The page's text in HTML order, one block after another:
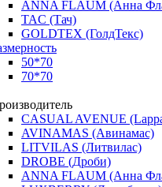
ANNA FLAUM (Анна
TAC (Тач)
GOLDTEX (ГолдТекс)
50*70
70*70
CASUAL AVENUE
AVINAMAS (Авинамас)
LITVILAS (Литвилас)
DROBE (Дроби)
ANNA FLAUM (Анна